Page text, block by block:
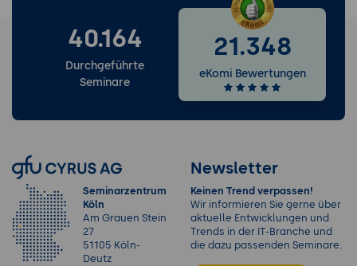
40.164
Durchgeführte
Seminare
21.348
eKomi Bewertungen
Seminarzentrum
Köln
Am Grauen Stein
27
51105 Köln-
Deutz
Newsletter
Keinen Trend verpassen!
Wir informieren Sie gerne über
aktuelle Entwicklungen und
Trends in der IT-Branche und
die dazu passenden Seminare.